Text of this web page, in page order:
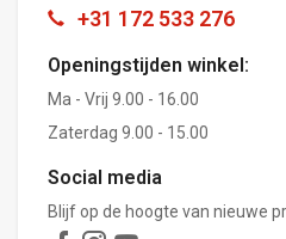
+31 172 533 276
Openingstijden winkel:
Ma - Vrij 9.00 - 16.00
Zaterdag 9.00 - 15.00
Social media
Blijf op de hoogte van nieuwe